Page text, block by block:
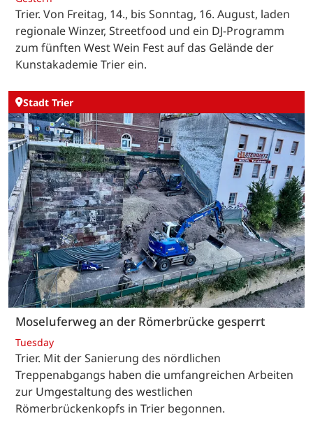
Trier. Von Freitag, 14., bis Sonntag, 16. August, laden
regionale Winzer, Streetfood und ein DJ-Programm
zum fünften West Wein Fest auf das Gelände der
Kunstakademie Trier ein.
Stadt Trier
Moseluferweg an der Römerbrücke gesperrt
Tuesday
Trier. Mit der Sanierung des nördlichen
Treppenabgangs haben die umfangreichen Arbeiten
zur Umgestaltung des westlichen
Römerbrückenkopfs in Trier begonnen.